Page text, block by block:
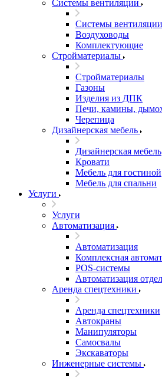
Системы вентиляции
Системы вентиляции
Воздуховоды
Комплектующие
Стройматериалы
Стройматериалы
Газоны
Изделия из ДПК
Печи, камины,
Черепица
Дизайнерская мебель
Дизайнерская мебель
Кровати
Мебель для гостиной
Мебель для спальни
Услуги
Услуги
Автоматизация
Автоматизация
Комплексная
POS-системы
Автоматизация
Аренда спецтехники
Аренда спецтехники
Автокраны
Манипуляторы
Самосвалы
Экскаваторы
Инженерные системы